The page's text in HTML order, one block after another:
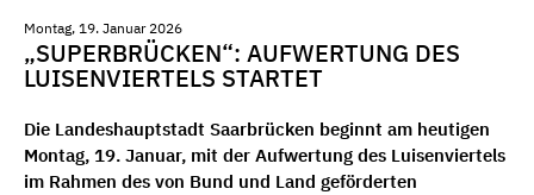
Montag, 19. Januar 2026
„SUPERBRÜCKEN“: AUFWERTUNG DES
LUISENVIERTELS STARTET
Die Landeshauptstadt Saarbrücken beginnt am heutigen
Montag, 19. Januar, mit der Aufwertung des Luisenviertels
im Rahmen des von Bund und Land geförderten